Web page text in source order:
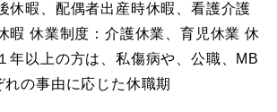
休暇、配偶者出産時休暇、看護介護
暇 休業制度：介護休業、育児休業 休
年以上の方は、私傷病や、公職、MB
の事由に応じた休職期